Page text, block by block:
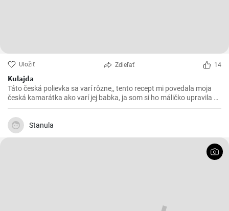
Uložiť Zdieľať 14
Kulajda
Táto česká polievka sa varí rôzne,, tento recept mi povedala moja
česká kamarátka ako varí jej babka, ja som si ho máličko upravila a
chutila nám s manželom. Skúste 😉
Stanula